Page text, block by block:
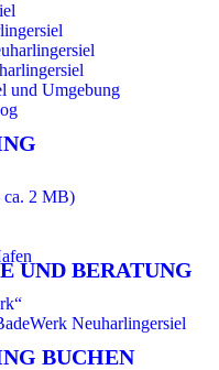
und Umgebung
ca. 2 MB)
UND BERATUNG
Neuharlingersiel
BUCHEN